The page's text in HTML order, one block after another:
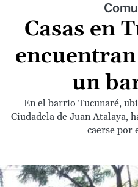
Casas en
un
En el barrio Tucunaré,
Ciudadela de Juan Atalaya,
caerse por